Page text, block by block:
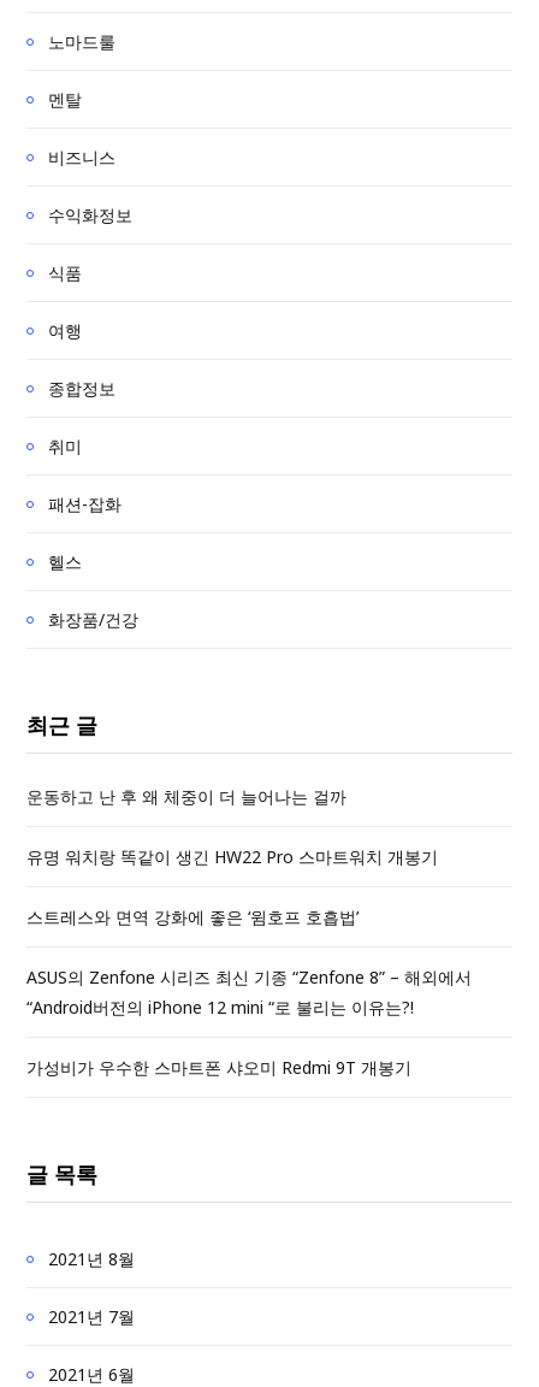
노마드룰
멘탈
비즈니스
수익화정보
식품
여행
종합정보
취미
패션-잡화
헬스
화장품/건강
최근 글
운동하고 난 후 왜 체중이 더 늘어나는 걸까
유명 워치랑 똑같이 생긴 HW22 Pro 스마트워치 개봉기
스트레스와 면역 강화에 좋은 ‘윔호프 호흡법’
ASUS의 Zenfone 시리즈 최신 기종 “Zenfone 8” – 해외에서
“Android버전의 iPhone 12 mini “로 불리는 이유는?!
가성비가 우수한 스마트폰 샤오미 Redmi 9T 개봉기
글 목록
2021년 8월
2021년 7월
2021년 6월